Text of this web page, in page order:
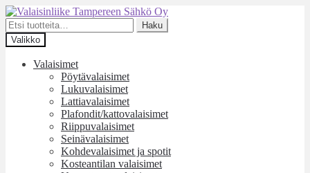
Siirry
navigointiin
Siirry
sisältöön
Etsi:
Haku
Valikko
Valaisimet
Pöytävalaisimet
Lukuvalaisimet
Lattiavalaisimet
Plafondit/kattovalaisimet
Riippuvalaisimet
Seinävalaisimet
Kohdevalaisimet ja spotit
Kosteantilan valaisimet